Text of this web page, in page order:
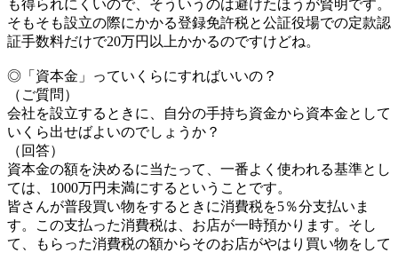
も得られにくいので、そういうのは避けたほうが賢明です。
そもそも設立の際にかかる登録免許税と公証役場での定款認
証手数料だけで20万円以上かかるのですけどね。
◎「資本金」っていくらにすればいいの？
（ご質問）
会社を設立するときに、自分の手持ち資金から資本金として
いくら出せばよいのでしょうか？
（回答）
資本金の額を決めるに当たって、一番よく使われる基準とし
ては、1000万円未満にするということです。
皆さんが普段買い物をするときに消費税を5％分支払いま
す。この支払った消費税は、お店が一時預かります。そし
て、もらった消費税の額からそのお店がやはり買い物をして